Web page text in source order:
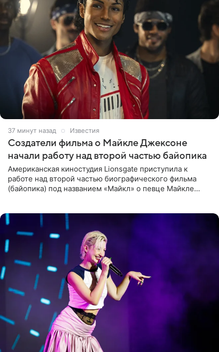
37 минут назад Известия
Создатели фильма о Майкле Джексоне
начали работу над второй частью байопика
Американская киностудия Lionsgate приступила к
работе над второй частью биографического фильма
(байопика) под названием «Майкл» о певце Майкле